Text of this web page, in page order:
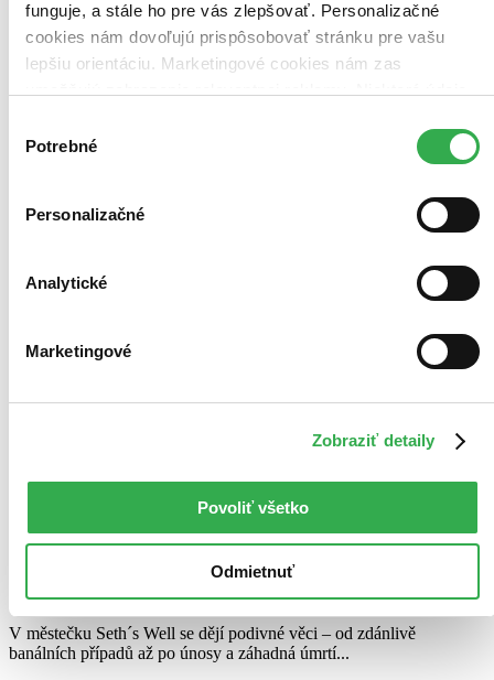
funguje, a stále ho pre vás zlepšovať. Personalizačné
cookies nám dovoľujú prispôsobovať stránku pre vašu
lepšiu orientáciu. Marketingové cookies nám zas
keby sme mohli používať všetky tieto cookies. Ďakujeme!
súhlasu
Potrebné
Personalizačné
Analytické
Marketingové
Zobraziť detaily
Povoliť všetko
Odmietnuť
Záhady a hlavolamy: Místo činu
Jason Caldecott
V městečku Seth´s Well se dějí podivné věci – od zdánlivě
banálních případů až po únosy a záhadná úmrtí...